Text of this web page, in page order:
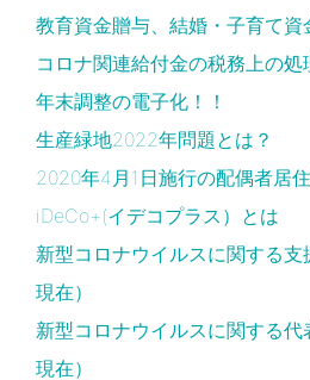
教育資金贈与、結婚・子育て資
コロナ関連給付金の税務上の処
年末調整の電子化！！
生産緑地2022年問題とは？
2020年4月1日施行の配偶者居
iDeCo+(イデコプラス）とは
新型コロナウイルスに関する
現在）
新型コロナウイルスに関する
現在）